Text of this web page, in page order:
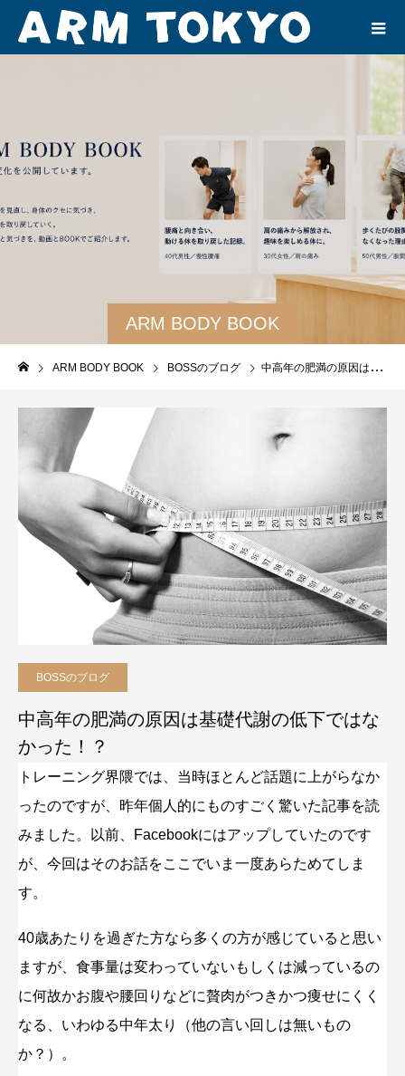
ARM BODY BOOK
ARM BODY BOOK BOSSのブログ 中高年の肥満の原因は基礎代謝の低下ではなかった！？
BOSSのブログ
中高年の肥満の原因は基礎代謝の低下ではな
かった！？
トレーニング界隈では、当時ほとんど話題に上がらなか
ったのですが、昨年個人的にものすごく驚いた記事を読
みました。以前、Facebookにはアップしていたのです
が、今回はそのお話をここでいま一度あらためてしま
す。
40歳あたりを過ぎた方なら多くの方が感じていると思い
ますが、食事量は変わっていないもしくは減っているの
に何故かお腹や腰回りなどに贅肉がつきかつ痩せにくく
なる、いわゆる中年太り（他の言い回しは無いもの
か？）。